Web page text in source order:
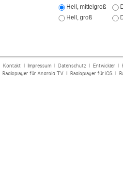
Hell, mittelgroß
Hell, groß
Kontakt| Impressum| Datenschutz| Entwickler|
Radioplayer für Android TV| Radioplayer für iOS|